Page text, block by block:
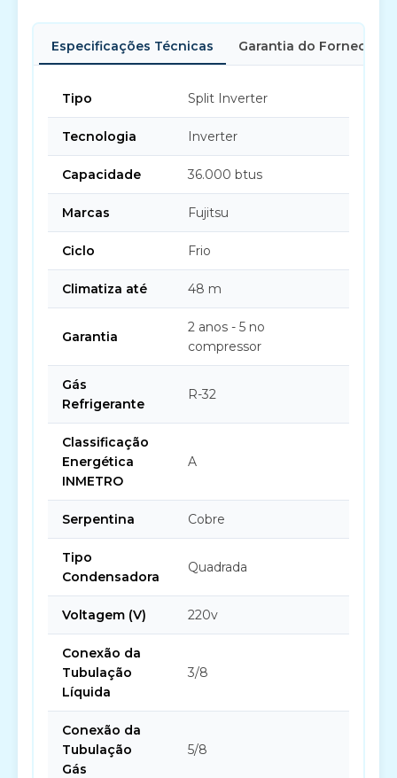
Especificações Técnicas Garantia do Fornecedor
Tipo Split Inverter
Tecnologia Inverter
Capacidade 36.000 btus
Marcas Fujitsu
Ciclo Frio
Climatiza até 48 m
Garantia
2 anos - 5 no
compressor
Gás
Refrigerante
R-32
Classificação
Energética
INMETRO
A
Serpentina Cobre
Tipo
Condensadora
Quadrada
Voltagem (V) 220v
Conexão da
Tubulação
Líquida
3/8
Conexão da
Tubulação
Gás
5/8